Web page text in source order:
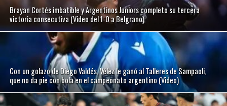
Brayan Cortés imbatible y Argentinos Juniors completo su tercera
victoria consecutiva (Video del 1-0 a Belgrano)
Con un golazo de Diego Valdés, Vélez le ganó al Talleres de Sampaoli,
que no da pie con bola en el campeonato argentino (Video)